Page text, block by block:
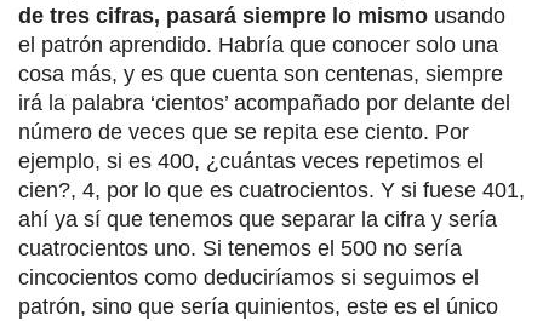
de tres cifras, pasará siempre lo mismo usando
el patrón aprendido. Habría que conocer solo una
cosa más, y es que cuenta son centenas, siempre
irá la palabra ‘cientos’ acompañado por delante del
número de veces que se repita ese ciento. Por
ejemplo, si es 400, ¿cuántas veces repetimos el
cien?, 4, por lo que es cuatrocientos. Y si fuese 401,
ahí ya sí que tenemos que separar la cifra y sería
cuatrocientos uno. Si tenemos el 500 no sería
cincocientos como deduciríamos si seguimos el
patrón, sino que sería quinientos, este es el único